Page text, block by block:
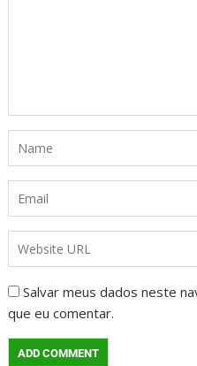
Salvar meus dados neste
que eu comentar.